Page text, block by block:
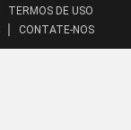
TERMOS DE USO
CONTATE-NOS